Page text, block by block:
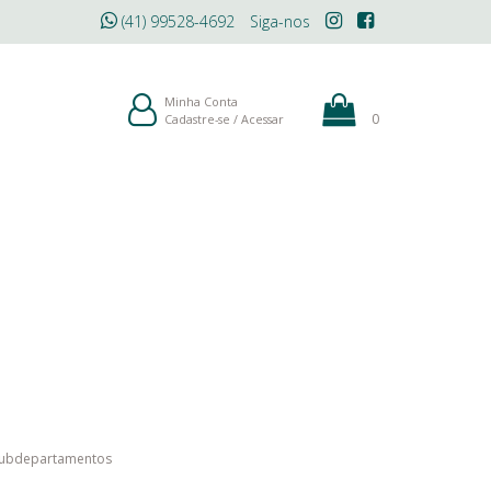
(41) 99528-4692 Siga-nos
Minha Conta
Cadastre-se / Acessar 0